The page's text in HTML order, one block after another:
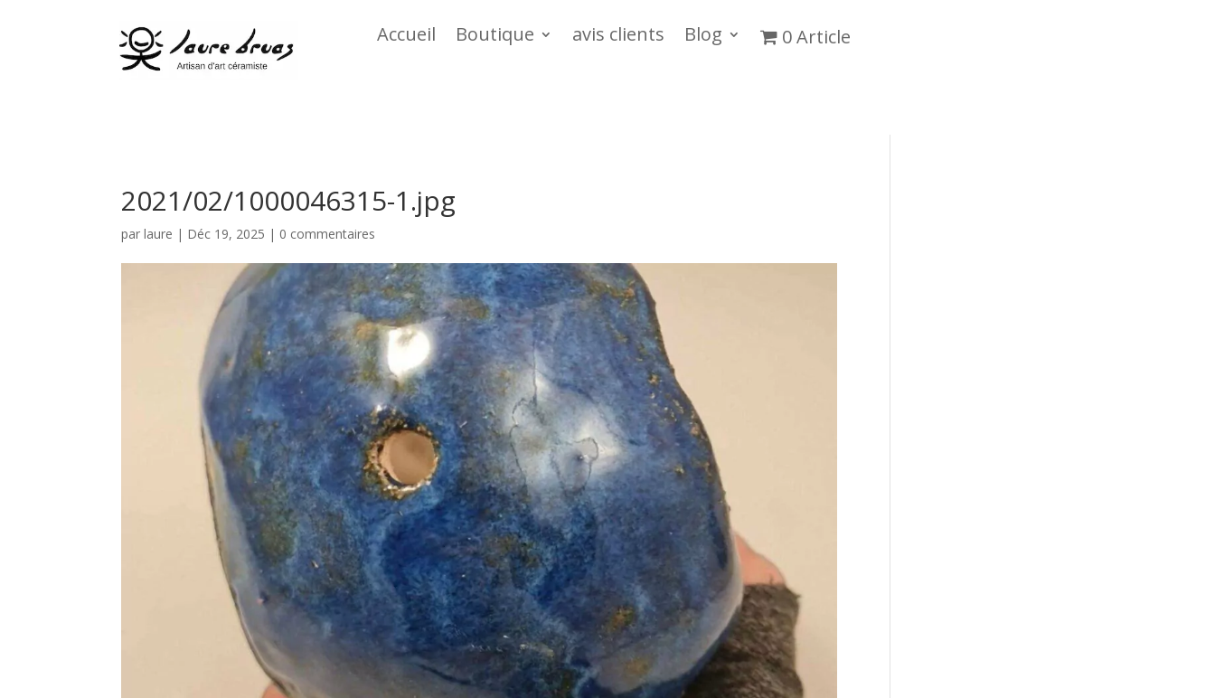
Accueil Boutique avis clients Blog 0 Article
2021/02/1000046315-1.jpg
parlaure | Déc 19, 2025 | 0 commentaires